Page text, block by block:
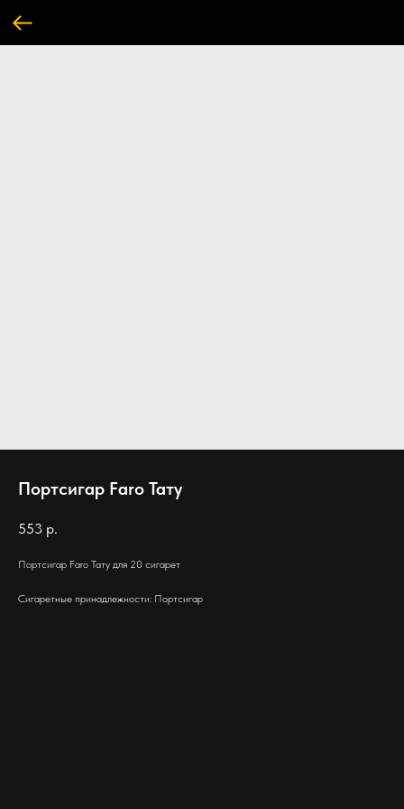
Портсигар Faro Тату
553 р.
Портсигар Faro Тату для 20 сигарет
Сигаретные принадлежности: Портсигар